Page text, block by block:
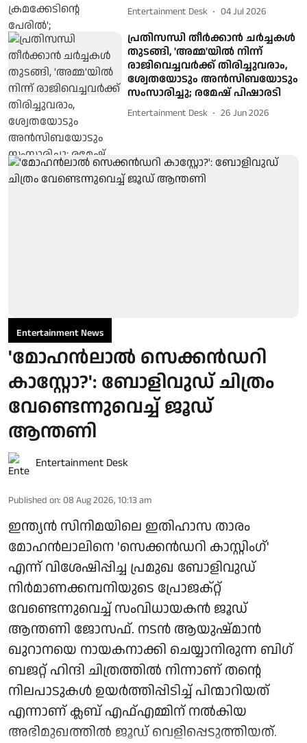
Entertainment Desk 04 Jul 2026
പ്രതിസന്ധി തീര്‍ക്കാന്‍ ചര്‍ച്ചകള്‍
തുടങ്ങി, 'അമ്മ'യില്‍ നിന്ന്
രാജിവെച്ചവര്‍ക്ക് തിരിച്ചുവരാം,
ശ്വേതയോടും അന്‍സിബയോടും
സംസാരിച്ചു; രമേഷ് പിഷാരടി
Entertainment Desk 26 Jun 2026
Entertainment News
'മോഹൻലാൽ സെക്കൻഡറി
കാസ്റ്റോ?': ബോളിവുഡ് ചിത്രം
വേണ്ടെന്നുവെച്ച് ജൂഡ്
ആന്തണി
Entertainment Desk
Published on: 08 Aug 2026, 10:13 am
ഇന്ത്യൻ സിനിമയിലെ ഇതിഹാസ താരം
മോഹൻലാലിനെ 'സെക്കൻഡറി കാസ്റ്റിംഗ്'
എന്ന് വിശേഷിപ്പിച്ച പ്രമുഖ ബോളിവുഡ്
നിർമാണക്കമ്പനിയുടെ പ്രോജക്റ്റ്
വേണ്ടെന്നുവെച്ച് സംവിധായകൻ ജൂഡ്
ആന്തണി ജോസഫ്. നടൻ ആയുഷ്മാൻ
ഖുറാനയെ നായകനാക്കി ചെയ്യാനിരുന്ന ബിഗ്
ബജറ്റ് ഹിന്ദി ചിത്രത്തിൽ നിന്നാണ് തന്റെ
നിലപാടുകൾ ഉയർത്തിപ്പിടിച്ച് പിന്മാറിയത്
എന്നാണ് ക്ലബ് എഫ്എമ്മിന് നല്‍കിയ
അഭിമുഖത്തില്‍ ജൂഡ് വെളിപ്പെടുത്തിയത്.